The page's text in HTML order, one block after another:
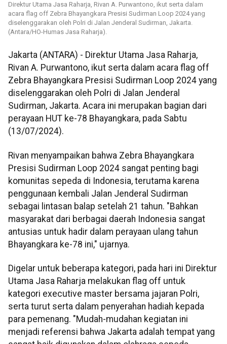
Direktur Utama Jasa Raharja, Rivan A. Purwantono, ikut serta dalam
acara flag off Zebra Bhayangkara Presisi Sudirman Loop 2024 yang
diselenggarakan oleh Polri di Jalan Jenderal Sudirman, Jakarta.
(Antara/HO-Humas Jasa Raharja).
Jakarta (ANTARA) - Direktur Utama Jasa Raharja,
Rivan A. Purwantono, ikut serta dalam acara flag off
Zebra Bhayangkara Presisi Sudirman Loop 2024 yang
diselenggarakan oleh Polri di Jalan Jenderal
Sudirman, Jakarta. Acara ini merupakan bagian dari
perayaan HUT ke-78 Bhayangkara, pada Sabtu
(13/07/2024).
Rivan menyampaikan bahwa Zebra Bhayangkara
Presisi Sudirman Loop 2024 sangat penting bagi
komunitas sepeda di Indonesia, terutama karena
penggunaan kembali Jalan Jenderal Sudirman
sebagai lintasan balap setelah 21 tahun. "Bahkan
masyarakat dari berbagai daerah Indonesia sangat
antusias untuk hadir dalam perayaan ulang tahun
Bhayangkara ke-78 ini," ujarnya.
Digelar untuk beberapa kategori, pada hari ini Direktur
Utama Jasa Raharja melakukan flag off untuk
kategori executive master bersama jajaran Polri,
serta turut serta dalam penyerahan hadiah kepada
para pemenang. "Mudah-mudahan kegiatan ini
menjadi referensi bahwa Jakarta adalah tempat yang